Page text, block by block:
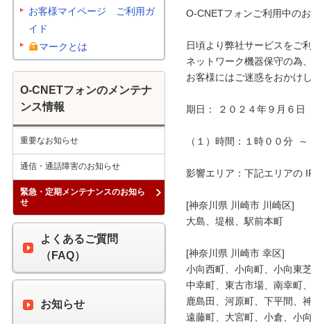
O-CNETフォンご利用中の
日頃より弊社サービスをご
ネットワーク機器保守の為
お客様にはご迷惑をおかけ
期日： ２０２４年９月６日
（１）時間：１時００分
影響エリア：下記エリアの
[神奈川県 川崎市 川崎区]
大島、堤根、駅前本町
[神奈川県 川崎市 幸区]
小向西町、小向町、小向東
中幸町、東古市場、南幸町
鹿島田、河原町、下平間、
遠藤町、大宮町、小倉、小
お客様マイページ ご利用ガ
イド
マークとは
O-CNETフォンのメンテナ
ンス情報
重要なお知らせ
通信・通話障害のお知らせ
緊急・定期メンテナンスのお知ら
せ
よくあるご質問
（FAQ）
お知らせ